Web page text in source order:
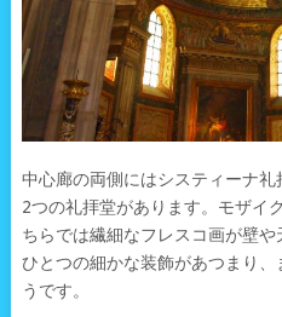
中心廊の両側にはシスティーナ
2つの礼拝堂があります。モザイ
ちらでは繊細なフレスコ画が壁
ひとつの細かな装飾があつまり
うです。